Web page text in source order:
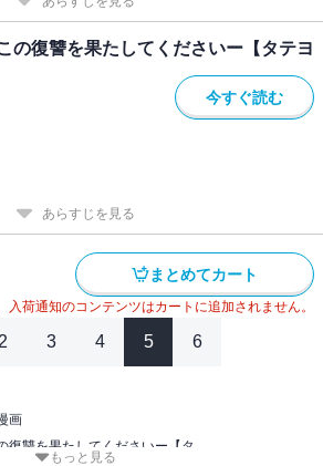
の復讐を果たしてくださいー【タテヨ
今すぐ読む
あらすじを見る
まとめてカート
荷通知のコンテンツはカートに追加されません。
2 3 4 5 6
画
復讐を果たしてくださいー【タ
もっと見る